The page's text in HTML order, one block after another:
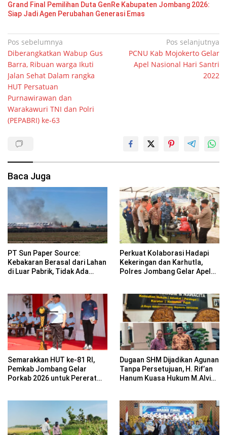
Grand Final Pemilihan Duta GenRe Kabupaten Jombang 2026:
Siap Jadi Agen Perubahan Generasi Emas
Navigasi
pos
Pos sebelumnya
Diberangkatkan Wabup Gus
Barra, Ribuan warga Ikuti
Jalan Sehat Dalam rangka
HUT Persatuan
Purnawirawan dan
Warakawuri TNI dan Polri
(PEPABRI) ke-63
Pos selanjutnya
PCNU Kab Mojokerto Gelar
Apel Nasional Hari Santri
2022
Baca Juga
PT Sun Paper Source:
Kebakaran Berasal dari Lahan
di Luar Pabrik, Tidak Ada
Perkuat Kolaborasi Hadapi
Kekeringan dan Karhutla,
Polres Jombang Gelar Apel
Semarakkan HUT ke-81 RI,
Pemkab Jombang Gelar
Porkab 2026 untuk Pererat
Dugaan SHM Dijadikan Agunan
Tanpa Persetujuan, H. Rif’an
Hanum Kuasa Hukum M.Alvin